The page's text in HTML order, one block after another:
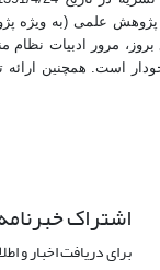
پژوهش علمی (به ویژه
مرور ادبیات نظام
است. همچنین ارائه
اشتراک
برای دریافت اخبار و